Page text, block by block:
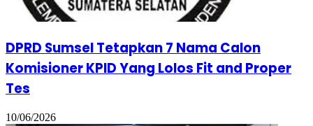
DPRD Sumsel Tetapkan 7 Nama Calon
Komisioner KPID Yang Lolos Fit and Proper
Tes
10/06/2026